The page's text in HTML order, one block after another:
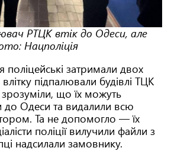
РТЦК втік до Одеси, але
Нацполіція
поліцейські затримали двох
влітку підпалювали будівлі ТЦК
що їх можуть
до Одеси та видалили всю
Та не допомогло — їх
поліції вилучили файли з
надсилали замовнику.